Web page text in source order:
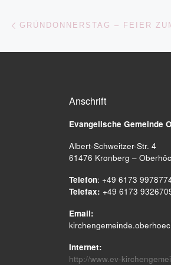
Beitragsnavigation
Anschrift
Evangelische Gemeinde
Albert-Schweitzer-Str. 4
61476 Kronberg –
Telefon: +49 6173
Telefax: +49 6173
Email:
Internet:
http://www.ev-